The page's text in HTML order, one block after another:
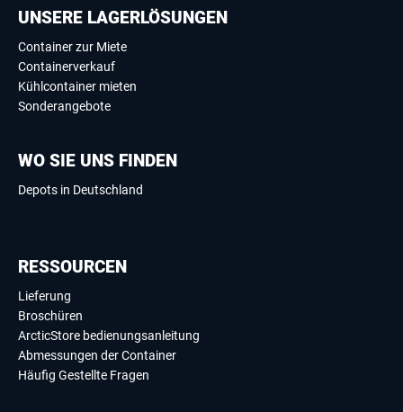
UNSERE LAGERLÖSUNGEN
Container zur Miete
Containerverkauf
Kühlcontainer mieten
Sonderangebote
WO SIE UNS FINDEN
Depots in Deutschland
RESSOURCEN
Lieferung
Broschüren
ArcticStore bedienungsanleitung
Abmessungen der Container
Häufig Gestellte Fragen